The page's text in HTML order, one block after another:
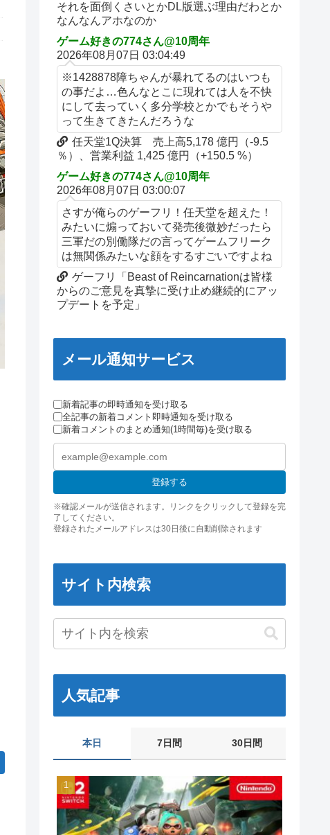
それを面倒くさいとかDL版選ぶ理由だわとか
なんなんアホなのか
ゲーム好きの774さん@10周年
2026年08月07日 03:04:49
※1428878障ちゃんが暴れてるのはいつも
の事だよ…色んなとこに現れては人を不快
にして去っていく多分学校とかでもそうや
って生きてきたんだろうな
任天堂1Q決算 売上高5,178 億円（-9.5
％）、営業利益 1,425 億円（+150.5 %）
ゲーム好きの774さん@10周年
2026年08月07日 03:00:07
さすが俺らのゲーフリ！任天堂を超えた！
みたいに煽っておいて発売後微妙だったら
三軍だの別働隊だの言ってゲームフリーク
は無関係みたいな顔をするすごいですよね
ゲーフリ「Beast of Reincarnationは皆様
からのご意見を真摯に受け止め継続的にアッ
プデートを予定」
メール通知サービス
新着記事の即時通知を受け取る
全記事の新着コメント即時通知を受け取る
新着コメントのまとめ通知(1時間毎)を受け取る
登録する
※確認メールが送信されます。リンクをクリックして登録を完
了してください。
登録されたメールアドレスは30日後に自動削除されます
サイト内検索
人気記事
本日 7日間 30日間